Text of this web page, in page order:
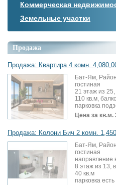
Коммерческая
Земельные участки
Продажа
Продажа: Квартира 4 комн.
Бат-Ям,
гостиная
21 этаж из
110 кв.м,
парковка
Цена за кв.м.
Продажа: Колони Бич 2 комн.
Бат-Ям,
гостиная
направление
8 этаж из 13,
40 кв.м
парковка есть